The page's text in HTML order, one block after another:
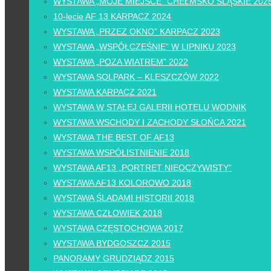
10-lecie AF 13 KARPACZ 2024
WYSTAWA „PRZEZ OKNO” KARPACZ 2023
WYSTAWA „WSPÓŁCZEŚNIE” W LIPNIKU 2023
WYSTAWA „POZA WIATREM” 2022
WYSTAWA SOLPARK – KLESZCZÓW 2022
WYSTAWA KARPACZ 2021
WYSTAWA W STAŁEJ GALERII HOTELU WODNIK
WYSTAWA WSCHODY I ZACHODY SŁOŃCA 2021
WYSTAWA THE BEST OF AF13
WYSTAWA WSPÓŁISTNIENIE 2018
WYSTAWA AF13 „PORTRET NIEOCZYWISTY”
WYSTAWA AF13 KOLOROWO 2018
WYSTAWA ŚLADAMI HISTORII 2018
WYSTAWA CZŁOWIEK 2018
WYSTAWA CZĘSTOCHOWA 2017
WYSTAWA BYDGOSZCZ 2015
PANORAMY GRUDZIĄDZ 2015